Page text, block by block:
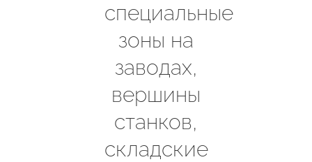
специальные
зоны на
заводах,
вершины
станков,
складские